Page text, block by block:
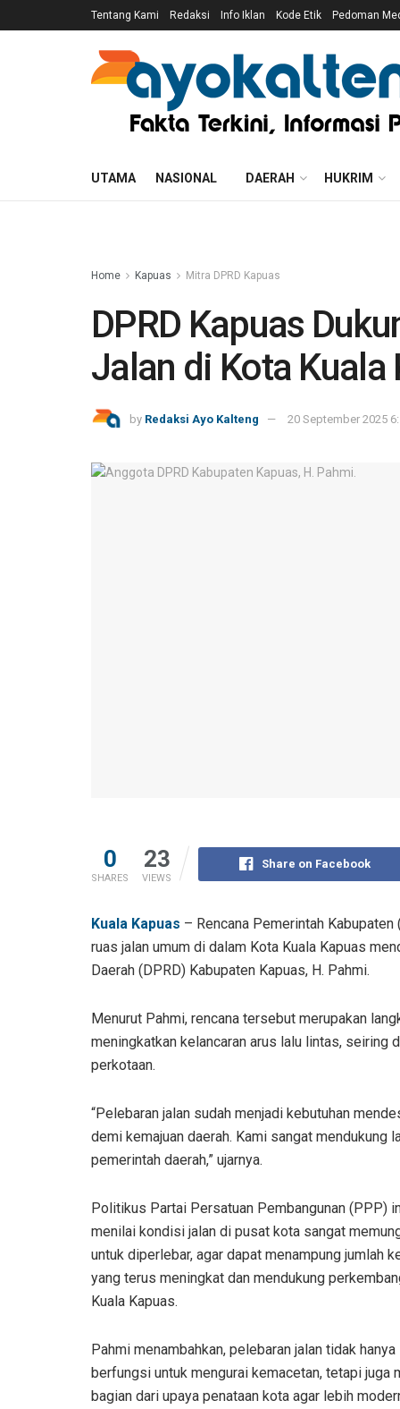
Tentang Kami Redaksi Info Iklan Kode Etik Pedoman
UTAMA NASIONAL DAERAH HUKRIM
Home Kapuas Mitra DPRD Kapuas
DPRD Kapuas
Jalan di Kota Kuala
by Redaksi Ayo Kalteng 20 September 2025
0
SHARES
23
VIEWS
Share on Facebook
Kuala Kapuas – Rencana Pemerintah
ruas jalan umum di dalam Kota Kuala Kapuas
Daerah (DPRD) Kabupaten Kapuas, H. Pahmi.
Menurut Pahmi, rencana tersebut merupakan
meningkatkan kelancaran arus lalu lintas, seiring
perkotaan.
“Pelebaran jalan sudah menjadi kebutuhan
demi kemajuan daerah. Kami sangat mendukung
pemerintah daerah,” ujarnya.
Politikus Partai Persatuan Pembangunan (PPP)
menilai kondisi jalan di pusat kota sangat
untuk diperlebar, agar dapat menampung jumlah
yang terus meningkat dan mendukung
Kuala Kapuas.
Pahmi menambahkan, pelebaran jalan tidak hanya
berfungsi untuk mengurai kemacetan, tetapi juga
bagian dari upaya penataan kota agar lebih